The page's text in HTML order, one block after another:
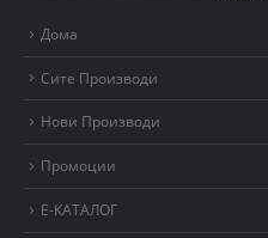
Дома
Сите Производи
Нови Производи
Промоции
Е-КАТАЛОГ